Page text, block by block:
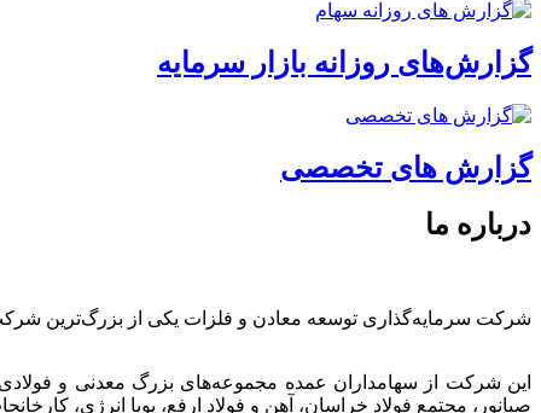
گزارش‌های روزانه بازار سرمایه
گزارش های تخصصی
درباره ما
شرکت سرمایه‌گذاری توسعه معادن و فلزات یکی از بزرگ‌ترین
این شرکت از سهامداران عمده مجموعه‌های بزرگ معدنی و
صبانور، مجتمع فولاد خراسان، آهن و فولاد ارفع، پویا انرژی،